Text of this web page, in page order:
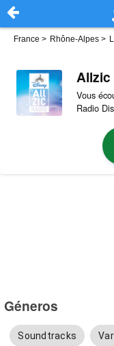
France > Rhône-Alpes >
Allzic
Vous
Radio
Géneros
Soundtracks